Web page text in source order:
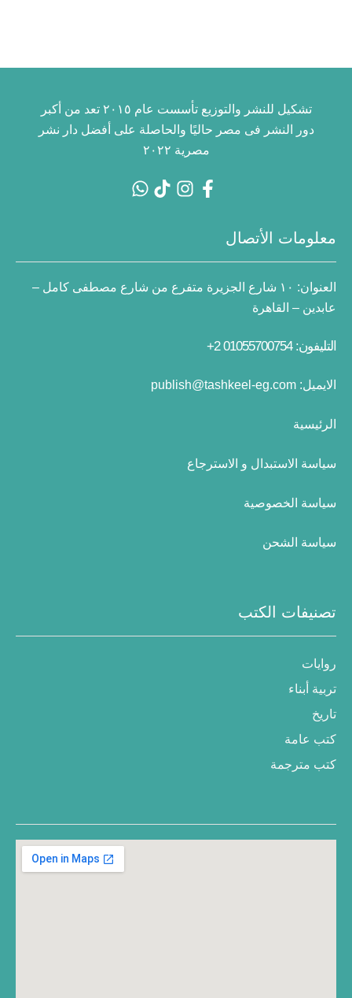
تشكيل للنشر والتوزيع تأسست عام ٢٠١٥ تعد من أكبر
دور النشر فى مصر حاليًا والحاصلة على أفضل دار نشر
مصرية ٢٠٢٢
معلومات الأتصال
العنوان:
١٠ شارع الجزيرة متفرع من شارع مصطفى كامل –
عابدين – القاهرة
التليفون: 01055700754 2+
الايميل: publish@tashkeel-eg.com
الرئيسية
سياسة الاستبدال و الاسترجاع
سياسة الخصوصية
سياسة الشحن
تصنيفات الكتب
روايات
تربية أبناء
تاريخ
كتب عامة
كتب مترجمة